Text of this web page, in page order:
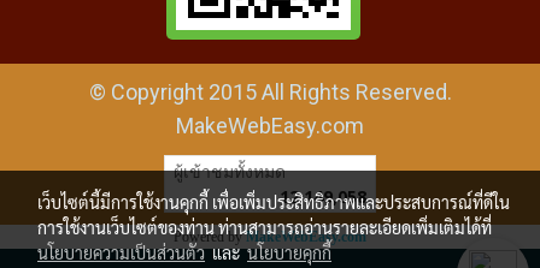
© Copyright 2015 All Rights Reserved.
MakeWebEasy.com
ผู้เข้าชมทั้งหมด
12,149,058
Powered byMakeWebEasy.com
เว็บไซต์นี้มีการใช้งานคุกกี้ เพื่อเพิ่มประสิทธิภาพและประสบการณ์ที่ดีใน
การใช้งานเว็บไซต์ของท่าน ท่านสามารถอ่านรายละเอียดเพิ่มเติมได้ที่
นโยบายความเป็นส่วนตัวและนโยบายคุกกี้